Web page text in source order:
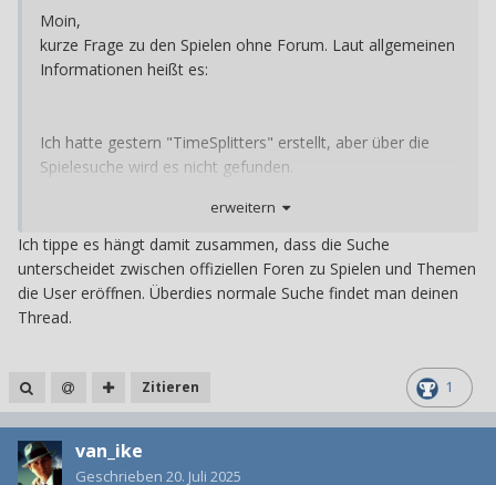
Moin,
kurze Frage zu den Spielen ohne Forum. Laut allgemeinen
Informationen heißt es:
Ich hatte gestern "TimeSplitters" erstellt, aber über die
Spielesuche wird es nicht gefunden.
erweitern
Ich tippe es hängt damit zusammen, dass die Suche
unterscheidet zwischen offiziellen Foren zu Spielen und Themen
die User eröffnen. Überdies normale Suche findet man deinen
Thread.
1
Zitieren
van_ike
Geschrieben 20. Juli 2025